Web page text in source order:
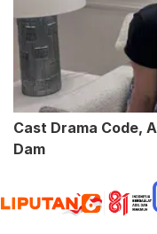
Cast Drama Code,
Dam